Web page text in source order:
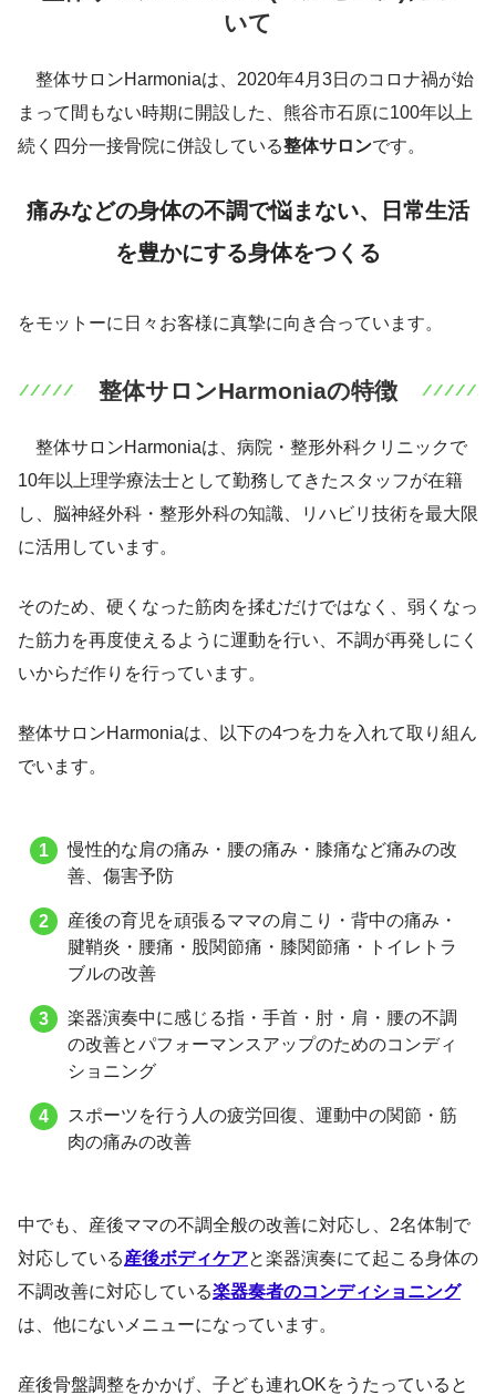
いて
整体サロンHarmoniaは、2020年4月3日のコロナ禍が始
まって間もない時期に開設した、熊谷市石原に100年以上
続く四分一接骨院に併設している整体サロンです。
痛みなどの身体の不調で悩まない、日常生活
を豊かにする身体をつくる
をモットーに日々お客様に真摯に向き合っています。
整体サロンHarmoniaの特徴
整体サロンHarmoniaは、病院・整形外科クリニックで
10年以上理学療法士として勤務してきたスタッフが在籍
し、脳神経外科・整形外科の知識、リハビリ技術を最大限
に活用しています。
そのため、硬くなった筋肉を揉むだけではなく、弱くなっ
た筋力を再度使えるように運動を行い、不調が再発しにく
いからだ作りを行っています。
整体サロンHarmoniaは、以下の4つを力を入れて取り組ん
でいます。
慢性的な肩の痛み・腰の痛み・膝痛など痛みの改
善、傷害予防
産後の育児を頑張るママの肩こり・背中の痛み・
腱鞘炎・腰痛・股関節痛・膝関節痛・トイレトラ
ブルの改善
楽器演奏中に感じる指・手首・肘・肩・腰の不調
の改善とパフォーマンスアップのためのコンディ
ショニング
スポーツを行う人の疲労回復、運動中の関節・筋
肉の痛みの改善
中でも、産後ママの不調全般の改善に対応し、2名体制で
対応している産後ボディケアと楽器演奏にて起こる身体の
不調改善に対応している楽器奏者のコンディショニング
は、他にないメニューになっています。
産後骨盤調整をかかげ、子ども連れOKをうたっていると